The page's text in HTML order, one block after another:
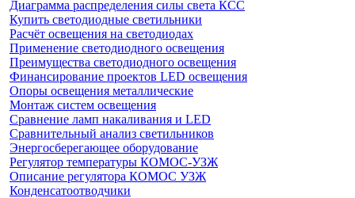
Диаграмма распределения силы света КСС
Купить светодиодные светильники
Расчёт освещения на светодиодах
Применение светодиодного освещения
Преимущества светодиодного освещения
Финансирование проектов LED освещения
Опоры освещения металлические
Монтаж систем освещения
Сравнение ламп накаливания и LED
Сравнительный анализ светильников
Энергосберегающее оборудование
Регулятор температуры КОМОС-УЗЖ
Описание регулятора КОМОС УЗЖ
Конденсатоотводчики